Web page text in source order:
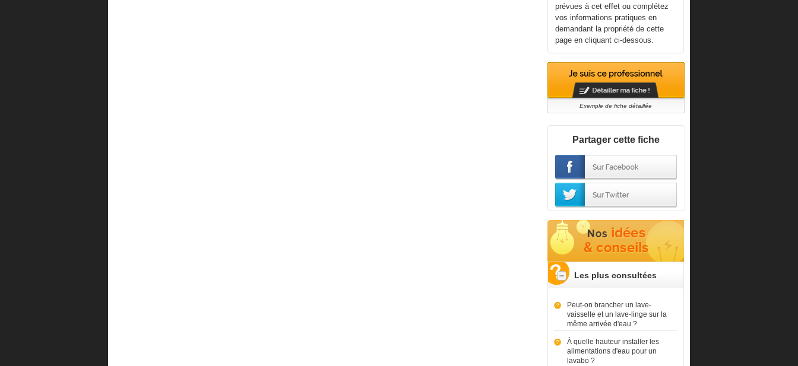
prévues à cet effet ou complétez
vos informations pratiques en
demandant la propriété de cette
page en cliquant ci-dessous.
Exemple de fiche détaillée
Partager cette fiche
Les plus consultées
Peut-on brancher un lave-
vaisselle et un lave-linge sur la
même arrivée d'eau ?
À quelle hauteur installer les
alimentations d'eau pour un
lavabo ?